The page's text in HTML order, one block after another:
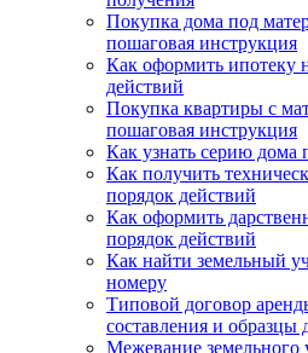
Покупка дома под
пошаговая инструкция
Как оформить ипотеку
действий
Покупка квартиры с
пошаговая инструкция
Как узнать серию дома
Как получить
порядок действий
Как оформить
порядок действий
Как найти земельный
номеру
Типовой договор
составления и образцы
Межевание земельного